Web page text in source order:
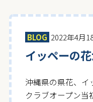
BLOG 2022年4月
イッペーの花
沖縄県の県花、イ
クラブオープン